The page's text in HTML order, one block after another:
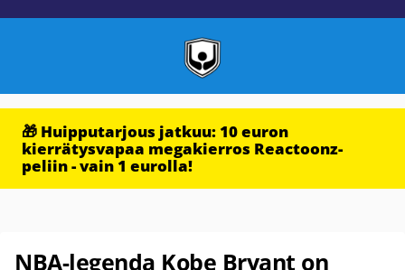
🎁 Huipputarjous jatkuu: 10 euron
kierrätysvapaa megakierros Reactoonz-
peliin - vain 1 eurolla!
NBA-legenda Kobe Bryant on